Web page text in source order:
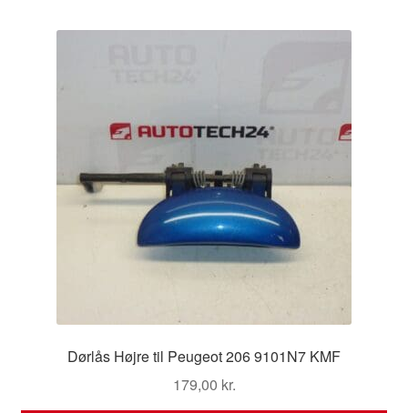
Dørlås Højre til Peugeot 206 9101N7 KMF
179,00 kr.